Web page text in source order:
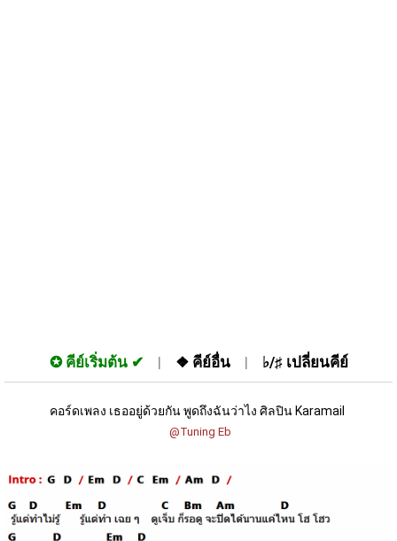
✪ คีย์เริ่มต้น ❖ คีย์อื่น ♭/♯ เปลี่ยนคีย์
คอร์ดเพลง เธออยู่ด้วยกัน พูดถึงฉันว่าไง ศิลปิน Karamail
@Tuning Eb